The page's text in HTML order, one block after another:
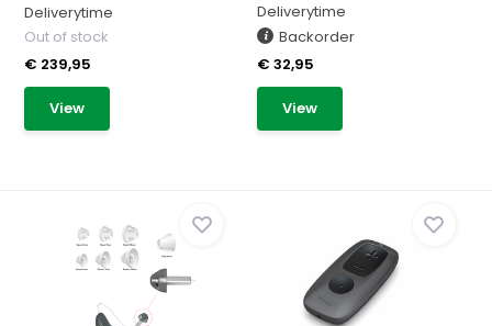
Deliverytime
Out of stock
€ 239,95
View
Deliverytime
Backorder
€ 32,95
View